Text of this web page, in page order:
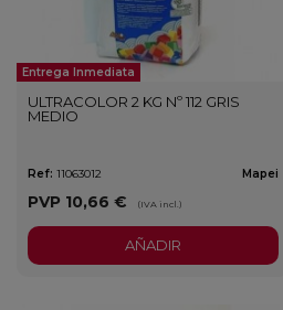
Entrega Inmediata
ULTRACOLOR 2 KG Nº 112 GRIS
MEDIO
Ref: 11063012 Mapei
PVP 10,66 € (IVA incl.)
AÑADIR